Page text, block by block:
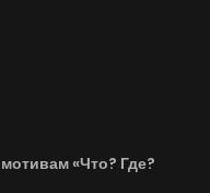
«Что? Где?